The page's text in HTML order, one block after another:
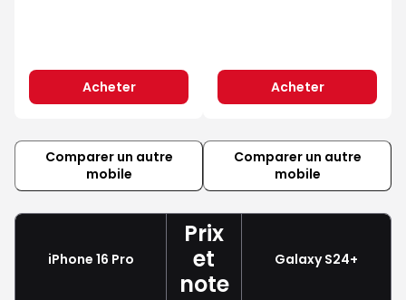
Acheter Acheter
Comparer un autre
mobile
Comparer un autre
mobile
iPhone 16 Pro
Prix
et
note
Galaxy S24+